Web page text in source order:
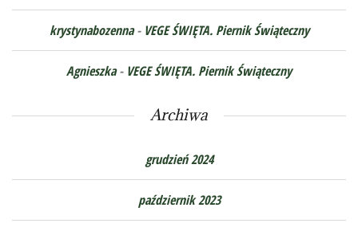
krystynabozenna- VEGE ŚWIĘTA. Piernik Świąteczny
Agnieszka- VEGE ŚWIĘTA. Piernik Świąteczny
Archiwa
grudzień 2024
październik 2023